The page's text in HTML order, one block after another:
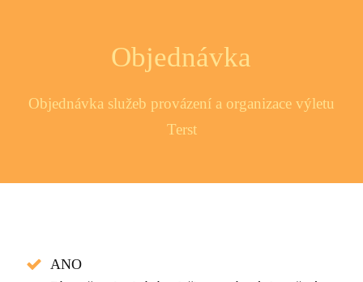
Objednávka
Objednávka služeb provázení a organizace výletu
Terst
ANO